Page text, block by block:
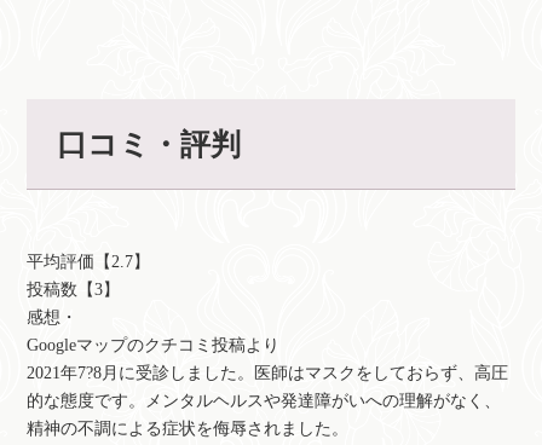
口コミ・評判
平均評価【2.7】
投稿数【3】
感想・
Googleマップのクチコミ投稿より
2021年7?8月に受診しました。医師はマスクをしておらず、高圧
的な態度です。メンタルヘルスや発達障がいへの理解がなく、
精神の不調による症状を侮辱されました。